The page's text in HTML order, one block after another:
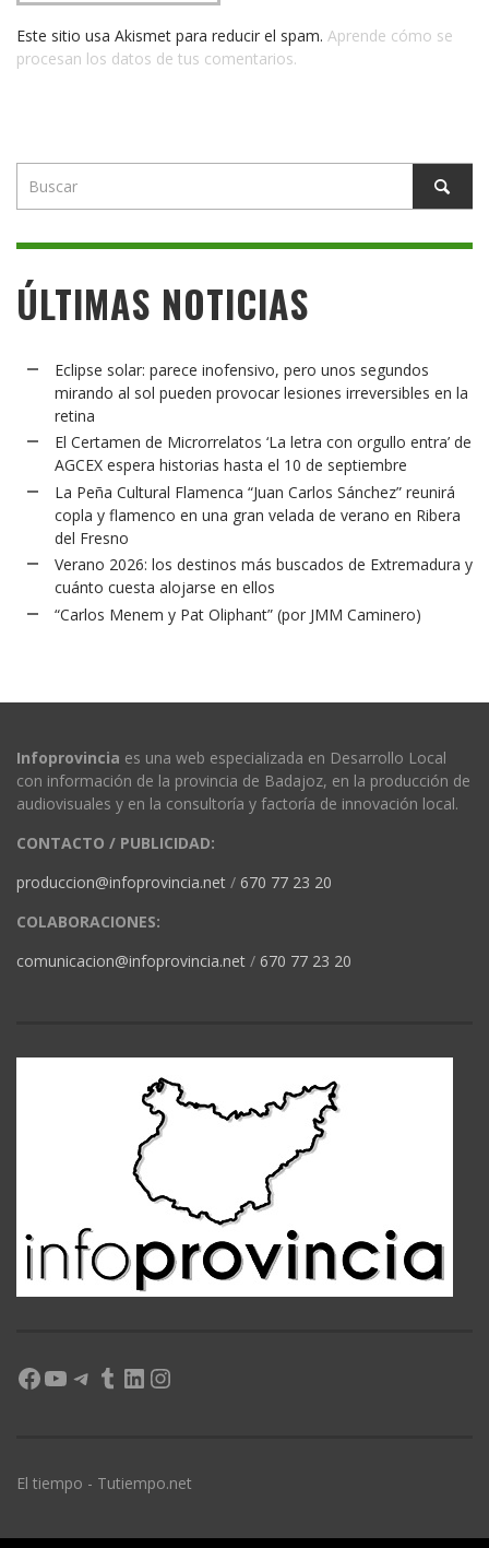
Este sitio usa Akismet para reducir el spam. Aprende cómo se
procesan los datos de tus comentarios.
ÚLTIMAS NOTICIAS
Eclipse solar: parece inofensivo, pero unos segundos
mirando al sol pueden provocar lesiones irreversibles en la
retina
El Certamen de Microrrelatos ‘La letra con orgullo entra’ de
AGCEX espera historias hasta el 10 de septiembre
La Peña Cultural Flamenca “Juan Carlos Sánchez” reunirá
copla y flamenco en una gran velada de verano en Ribera
del Fresno
Verano 2026: los destinos más buscados de Extremadura y
cuánto cuesta alojarse en ellos
“Carlos Menem y Pat Oliphant” (por JMM Caminero)
Infoprovincia es una web especializada en Desarrollo Local
con información de la provincia de Badajoz, en la producción de
audiovisuales y en la consultoría y factoría de innovación local.
CONTACTO / PUBLICIDAD:
produccion@infoprovincia.net / 670 77 23 20
COLABORACIONES:
comunicacion@infoprovincia.net / 670 77 23 20
Facebook
YouTube
Telegram
Tumblr
LinkedIn
Instagram
El tiempo - Tutiempo.net